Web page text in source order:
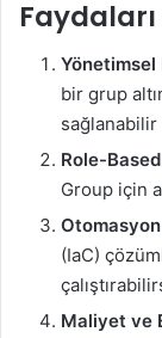
Faydaları
Yönetimsel
bir grup
sağlanabilir
Role-
Group için
(IaC)
Maliyet ve